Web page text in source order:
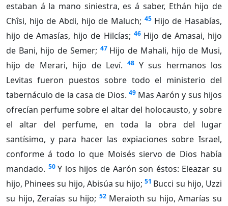
estaban á la mano siniestra, es á saber, Ethán hijo de
Chîsi, hijo de Abdi, hijo de Maluch; 45 Hijo de Hasabías,
hijo de Amasías, hijo de Hilcías; 46 Hijo de Amasai, hijo
de Bani, hijo de Semer; 47 Hijo de Mahali, hijo de Musi,
hijo de Merari, hijo de Leví.
48 Y sus hermanos los
Levitas fueron puestos sobre todo el ministerio del
tabernáculo de la casa de Dios. 49 Mas Aarón y sus hijos
ofrecían perfume sobre el altar del holocausto, y sobre
el altar del perfume, en toda la obra del lugar
santísimo, y para hacer las expiaciones sobre Israel,
conforme á todo lo que Moisés siervo de Dios había
mandado. 50 Y los hijos de Aarón son éstos: Eleazar su
hijo, Phinees su hijo, Abisúa su hijo; 51 Bucci su hijo, Uzzi
su hijo, Zeraías su hijo; 52 Meraioth su hijo, Amarías su